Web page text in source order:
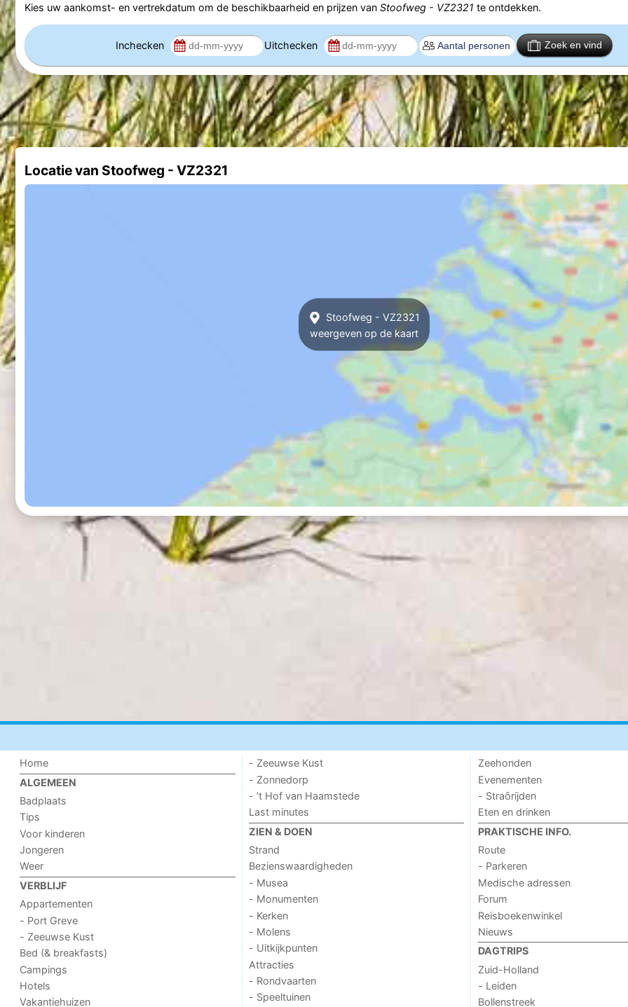
Kies uw aankomst- en vertrekdatum om de beschikbaarheid en prijzen van Stoofweg - VZ2321 te ontdekken.
Inchecken Uitchecken Zoek en vind
Locatie van Stoofweg - VZ2321
Stoofweg - VZ2321
weergeven op de kaart
Home
ALGEMEEN
Badplaats
Tips
Voor kinderen
Jongeren
Weer
VERBLIJF
Appartementen
- Port Greve
- Zeeuwse Kust
Bed (& breakfasts)
Campings
Hotels
Vakantiehuizen
- Zeeuwse Kust
- Zonnedorp
- ’t Hof van Haamstede
Last minutes
ZIEN & DOEN
Strand
Bezienswaardigheden
- Musea
- Monumenten
- Kerken
- Molens
- Uitkijkpunten
Attracties
- Rondvaarten
- Speeltuinen
Zeehonden
Evenementen
- Straôrijden
Eten en drinken
PRAKTISCHE INFO.
Route
- Parkeren
Medische adressen
Forum
Reisboekenwinkel
Nieuws
DAGTRIPS
Zuid-Holland
- Leiden
Bollenstreek